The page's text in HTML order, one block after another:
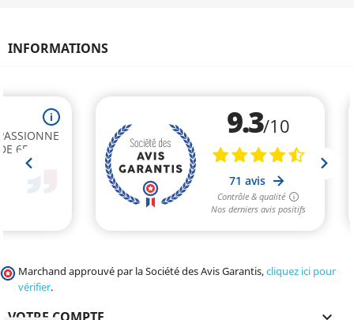
INFORMATIONS
Marchand approuvé par la Société des Avis Garantis,cliquez ici pour
vérifier.